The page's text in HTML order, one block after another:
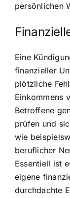
persönlichen
Eine
finanzieller
plötzliche
Einkommens
Betroffene
prüfen und
wie
beruflicher
Essentiell ist
eigene
durchdachte